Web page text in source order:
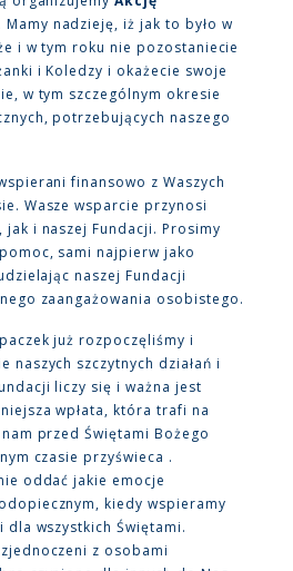
Mamy nadzieję, iż jak to było w
i w tym roku nie pozostaniecie
i Koledzy i okażecie swoje
w tym szczególnym okresie
potrzebujących naszego
finansowo z Waszych
Wasze wsparcie przynosi
jak i naszej Fundacji. Prosimy
sami najpierw jako
naszej Fundacji
zaangażowania osobistego.
już rozpoczęliśmy i
naszych szczytnych działań i
liczy się i ważna jest
wpłata, która trafi na
przed Świętami Bożego
czasie przyświeca .
oddać jakie emocje
kiedy wspieramy
wszystkich Świętami.
z osobami